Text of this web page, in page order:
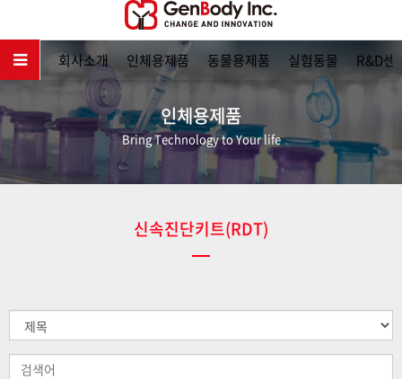
메인
회사소개 인체용제품 동물용제품 실험동물 R&D센
인체용제품
Bring Technology to Your life
신속진단키트(RDT)